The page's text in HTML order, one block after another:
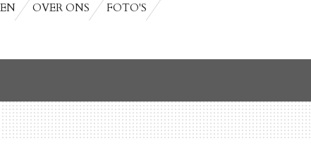
OVER ONS
FOTO'S